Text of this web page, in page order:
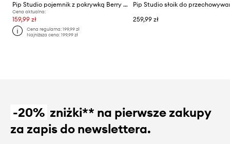
Pip Studio pojemnik z pokrywką Berry Blues 1,5 L
Cena aktualna:
159,99 zł
Cena regularna:199,99 zł
Najniższa cena:199,99 zł
259,99 zł
-20% zniżki** na pierwsze zakupy
za zapis do newslettera.